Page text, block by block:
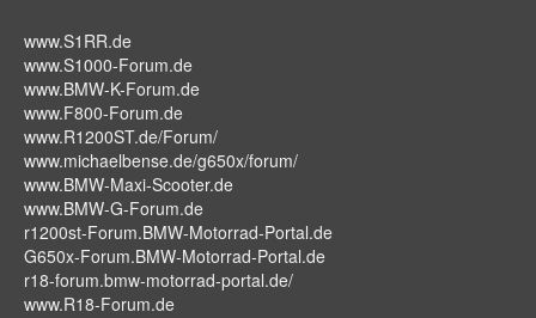
www.S1RR.de
www.S1000-Forum.de
www.BMW-K-Forum.de
www.F800-Forum.de
www.R1200ST.de/Forum/
www.michaelbense.de/g650x/forum/
www.BMW-Maxi-Scooter.de
www.BMW-G-Forum.de
r1200st-Forum.BMW-Motorrad-Portal.de
G650x-Forum.BMW-Motorrad-Portal.de
r18-forum.bmw-motorrad-portal.de/
www.R18-Forum.de